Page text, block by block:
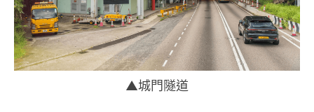
▲城門隧道